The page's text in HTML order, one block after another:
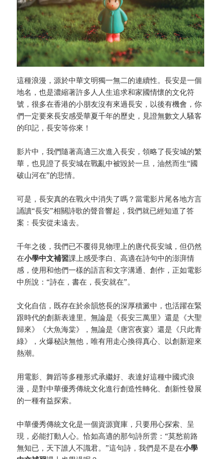
這種浪漫，源於中華文明獨一無二的連續性。長安是一個
地名，也是濃縮著許多人人生追求和家國情懷的文化符
號，很多在香港的小朋友沒有來過長安，以後有機會，你
們一定要來長安感受華夏千年的歷史，見證無數文人騷客
的印記，長安等你來！
影片中，我們隨著高適三次進入長安，領略了長安城的繁
華，也見證了長安城在戰亂中被毀於一旦，油然而生“國
破山河在”的悲情。
可是，長安真的在戰火中消失了嗎？當電影片尾各地方言
誦讀“長安”相關詩歌的聲音響起，我們就已經知道了答
案：長安從未遠去。
千年之後，我們已不覆得見物理上的唐代長安城，但仍然
在小學中文補習課上感受李白、高適在詩句中的澎湃情
感，使用和他們一樣的語言和文字溝通、創作，正如電影
中所說：“詩在，書在，長安就在”。
文化自信，既存在於余韻悠長的深厚積澱中，也活躍在緊
跟時代的創新表達里。無論是《長安三萬里》還是《大聖
歸來》《大魚海棠》，無論是《唐宮夜宴》還是《只此青
綠》，火爆秘訣無他，唯有用走心換得真心、以創新迎來
熱潮。
用電影、舞蹈等多種形式承繼好、表達好這種中國式浪
漫，是對中華優秀傳統文化進行創造性轉化、創新性發展
的一種有益探索。
中華優秀傳統文化是一個資源寶庫，只要用心探索、呈
現，必能打動人心。恰如高適的那句詩所雲：“莫愁前路
無知已，天下誰人不識君。”這句詩，我們是不是在小學